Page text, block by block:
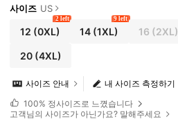
용 세트, 세트 의상
사이즈 US
12 (0XL)
2 left
14 (1XL)
9 left
16 (2XL)
20(4XL)
내 사이즈 측정하기
사이즈 안내
100% 정사이즈로 느꼈습니다
고객님의 사이즈가 아닌가요? 말해주세요